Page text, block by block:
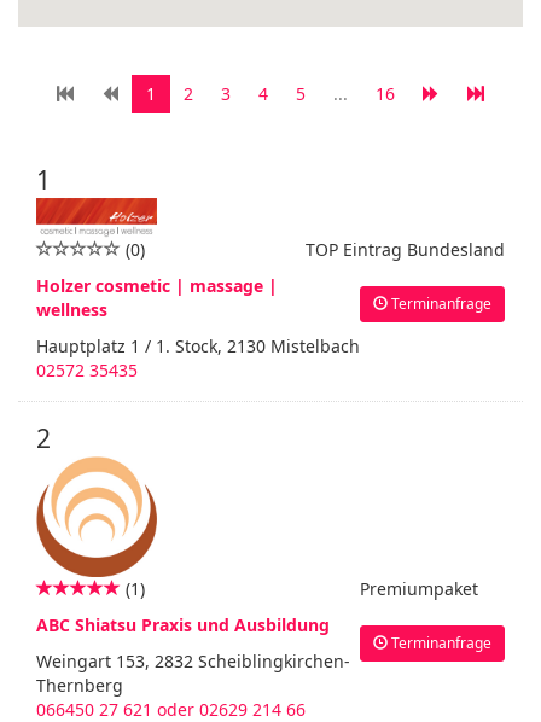
1 2 3 4 5 ... 16
1
TOP Eintrag Bundesland
Terminanfrage
(0)
Holzer cosmetic | massage |
wellness
Hauptplatz 1 / 1. Stock, 2130 Mistelbach
02572 35435
2
Premiumpaket
Terminanfrage
(1)
ABC Shiatsu Praxis und Ausbildung
Weingart 153, 2832 Scheiblingkirchen-
Thernberg
066450 27 621 oder 02629 214 66